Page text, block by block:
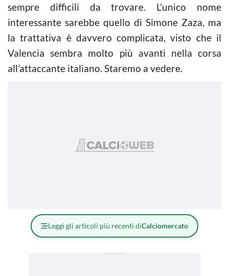
sempre difficili da trovare. L’unico nome
interessante sarebbe quello di Simone Zaza, ma
la trattativa è davvero complicata, visto che il
Valencia sembra molto più avanti nella corsa
all’attaccante italiano. Staremo a vedere.
Leggi gli articoli più recenti diCalciomercato